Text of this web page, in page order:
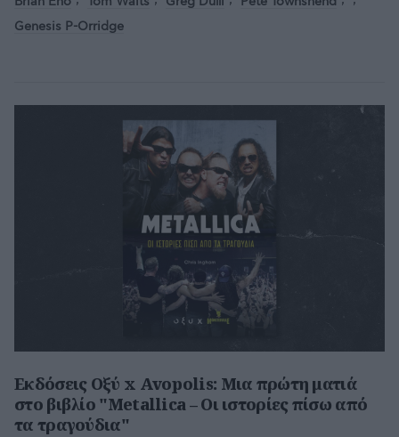
Genesis P-Orridge
Εκδόσεις Οξύ x Avopolis: Μια πρώτη ματιά
στο βιβλίο "Metallica – Οι ιστορίες πίσω από
τα τραγούδια"